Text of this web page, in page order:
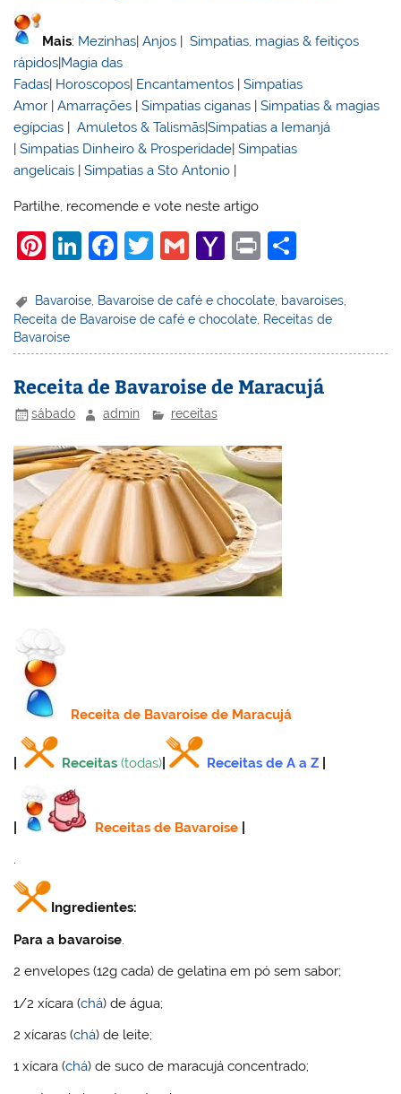
Mais: Mezinhas|Anjos |Simpatias, magias & feitiços
rápidos|Magia das
Fadas| Horoscopos| Encantamentos |Simpatias
Amor |Amarrações |Simpatias ciganas |Simpatias & magias
egípcias |Amuletos & Talismãs|Simpatias a Iemanjá
|Simpatias Dinheiro & Prosperidade|Simpatias
angelicais |Simpatias a Sto Antonio |
Partilhe, recomende e vote neste artigo
Pi
er
e
st
Li
k
e
dI
n
F
c
e
b
o
o
k
T
itt
er
G
ai
l
Y
h
o
o
M
l
Pr
t
ar
e
Bavaroise Bavaroise de café e chocolate bavaroises
Receita de Bavaroise de café e chocolate Receitas de
Bavaroise
Receita de Bavaroise de Maracujá
sábado admin receitas
Receitade Bavaroise de Maracujá
Receitas (todas) Receitas de A a Z
Receitas de Bavaroise
.
Ingredientes:
Para a bavaroise.
2 envelopes (12g cada) de gelatina em pó sem sabor;
1/2 xícara (chá) de água;
2 xícaras (chá) de leite;
1 xícara (chá) de suco de maracujá concentrado;